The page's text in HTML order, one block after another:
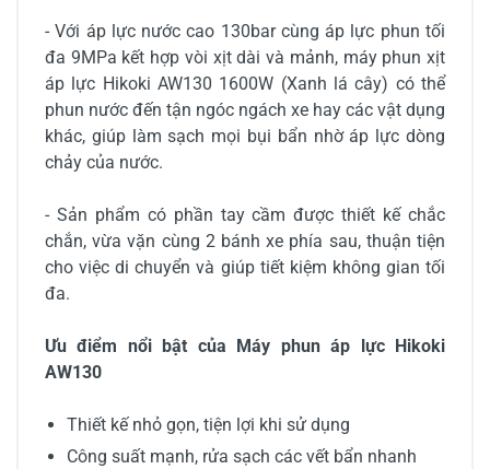
- Với áp lực nước cao 130bar cùng áp lực phun tối
đa 9MPa kết hợp vòi xịt dài và mảnh, máy phun xịt
áp lực Hikoki AW130 1600W (Xanh lá cây) có thể
phun nước đến tận ngóc ngách xe hay các vật dụng
khác, giúp làm sạch mọi bụi bẩn nhờ áp lực dòng
chảy của nước.
- Sản phẩm có phần tay cầm được thiết kế chắc
chắn, vừa vặn cùng 2 bánh xe phía sau, thuận tiện
cho việc di chuyển và giúp tiết kiệm không gian tối
đa.
Ưu điểm nổi bật của Máy phun áp lực Hikoki
AW130
Thiết kế nhỏ gọn, tiện lợi khi sử dụng
Công suất mạnh, rửa sạch các vết bẩn nhanh